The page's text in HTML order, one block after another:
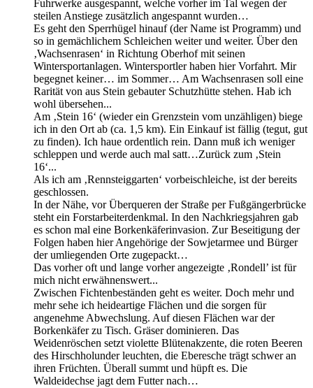
Fuhrwerke ausgespannt, welche vorher im Tal wegen der
steilen Anstiege zusätzlich angespannt wurden…
Es geht den Sperrhügel hinauf (der Name ist Programm) und
so in gemächlichem Schleichen weiter und weiter. Über den
‚Wachsenrasen‘ in Richtung Oberhof mit seinen
Wintersportanlagen. Wintersportler haben hier Vorfahrt. Mir
begegnet keiner… im Sommer… Am Wachsenrasen soll eine
Rarität von aus Stein gebauter Schutzhütte stehen. Hab ich
wohl übersehen...
Am ‚Stein 16‘ (wieder ein Grenzstein vom unzähligen) biege
ich in den Ort ab (ca. 1,5 km). Ein Einkauf ist fällig (tegut, gut
zu finden). Ich haue ordentlich rein. Dann muß ich weniger
schleppen und werde auch mal satt…Zurück zum ‚Stein
16‘...
Als ich am ‚Rennsteiggarten‘ vorbeischleiche, ist der bereits
geschlossen.
In der Nähe, vor Überqueren der Straße per Fußgängerbrücke
steht ein Forstarbeiterdenkmal. In den Nachkriegsjahren gab
es schon mal eine Borkenkäferinvasion. Zur Beseitigung der
Folgen haben hier Angehörige der Sowjetarmee und Bürger
der umliegenden Orte zugepackt…
Das vorher oft und lange vorher angezeigte ‚Rondell’ ist für
mich nicht erwähnenswert...
Zwischen Fichtenbeständen geht es weiter. Doch mehr und
mehr sehe ich heideartige Flächen und die sorgen für
angenehme Abwechslung. Auf diesen Flächen war der
Borkenkäfer zu Tisch. Gräser dominieren. Das
Weidenröschen setzt violette Blütenakzente, die roten Beeren
des Hirschholunder leuchten, die Eberesche trägt schwer an
ihren Früchten. Überall summt und hüpft es. Die
Waldeidechse jagt dem Futter nach…